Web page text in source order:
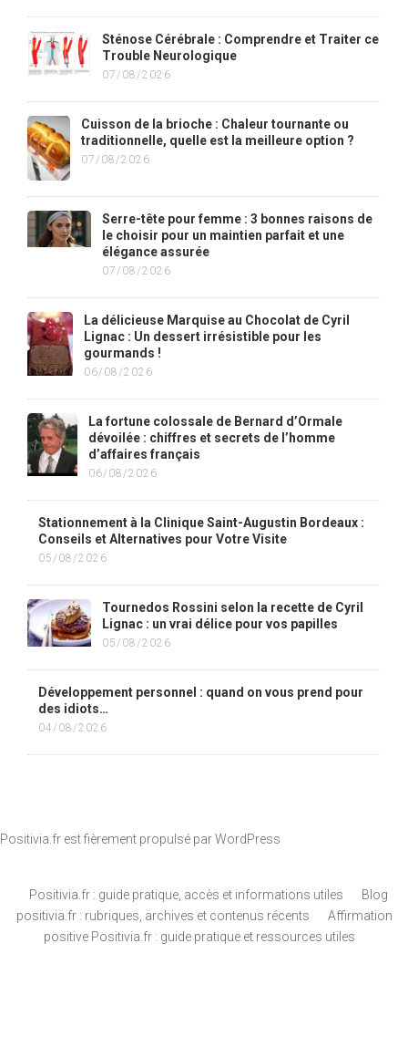
Sténose Cérébrale : Comprendre et Traiter ce
Trouble Neurologique
07/08/2026
Cuisson de la brioche : Chaleur tournante ou
traditionnelle, quelle est la meilleure option ?
07/08/2026
Serre-tête pour femme : 3 bonnes raisons de
le choisir pour un maintien parfait et une
élégance assurée
07/08/2026
La délicieuse Marquise au Chocolat de Cyril
Lignac : Un dessert irrésistible pour les
gourmands !
06/08/2026
La fortune colossale de Bernard d’Ormale
dévoilée : chiffres et secrets de l’homme
d’affaires français
06/08/2026
Stationnement à la Clinique Saint-Augustin Bordeaux :
Conseils et Alternatives pour Votre Visite
05/08/2026
Tournedos Rossini selon la recette de Cyril
Lignac : un vrai délice pour vos papilles
05/08/2026
Développement personnel : quand on vous prend pour
des idiots…
04/08/2026
Positivia.fr est fièrement propulsé parWordPress
Positivia.fr : guide pratique, accès et informations utiles
Blog
positivia.fr : rubriques, archives et contenus récents
Affirmation
positive Positivia.fr : guide pratique et ressources utiles